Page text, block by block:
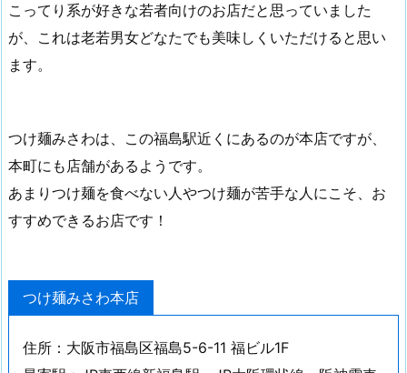
こってり系が好きな若者向けのお店だと思っていました
が、これは老若男女どなたでも美味しくいただけると思い
ます。
つけ麺みさわは、この福島駅近くにあるのが本店ですが、
本町にも店舗があるようです。
あまりつけ麺を食べない人やつけ麺が苦手な人にこそ、お
すすめできるお店です！
つけ麺みさわ本店
住所：大阪市福島区福島5-6-11 福ビル1F